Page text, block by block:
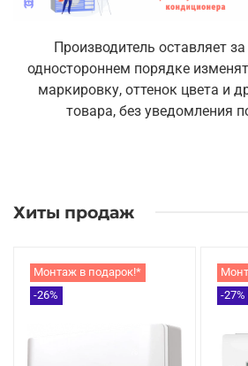
Производитель оставляет
одностороннем порядке
маркировку, оттенок цвета и
товара, без уведомления
Хиты продаж
Монтаж в подарок!*
-26%
-27%